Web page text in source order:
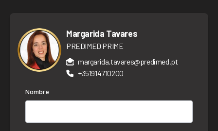
Margarida Tavares
PREDIMED PRIME
margarida.tavares@predimed.pt
+351914710200
Nombre